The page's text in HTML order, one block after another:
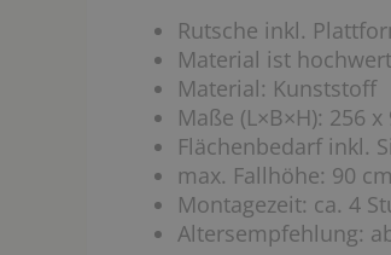
Rutsche inkl.
Material ist
Material: Kunststoff
Maße (L×B×H): 256
Flächenbedarf inkl.
max. Fallhöhe: 90 cm
Montagezeit: ca. 4
Altersempfehlung: